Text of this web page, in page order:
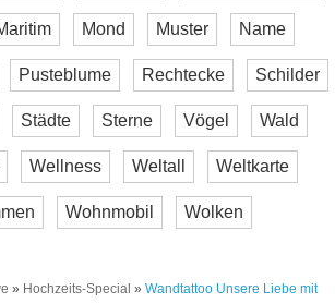
Mond Muster Name
Pusteblume Rechtecke Schilder
Städte Sterne Vögel Wald
Wellness Weltall Weltkarte
Wohnmobil Wolken
» Hochzeits-Special » Wandtattoo Unsere Liebe mit